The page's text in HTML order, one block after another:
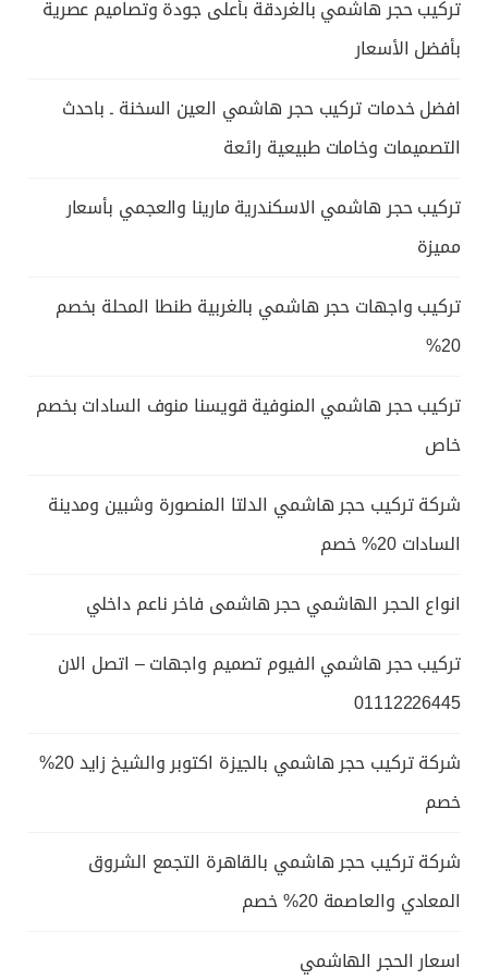
تركيب حجر هاشمي بالغردقة بأعلى جودة وتصاميم عصرية
بأفضل الأسعار
افضل خدمات تركيب حجر هاشمي العين السخنة ـ باحدث
التصميمات وخامات طبيعية رائعة
تركيب حجر هاشمي الاسكندرية مارينا والعجمي بأسعار
مميزة
تركيب واجهات حجر هاشمي بالغربية طنطا المحلة بخصم
20%
تركيب حجر هاشمي المنوفية قويسنا منوف السادات بخصم
خاص
شركة تركيب حجر هاشمي الدلتا المنصورة وشبين ومدينة
السادات 20% خصم
انواع الحجر الهاشمي حجر هاشمى فاخر ناعم داخلي
تركيب حجر هاشمي الفيوم تصميم واجهات – اتصل الان
01112226445
شركة تركيب حجر هاشمي بالجيزة اكتوبر والشيخ زايد 20%
خصم
شركة تركيب حجر هاشمي بالقاهرة التجمع الشروق
المعادي والعاصمة 20% خصم
اسعار الحجر الهاشمي